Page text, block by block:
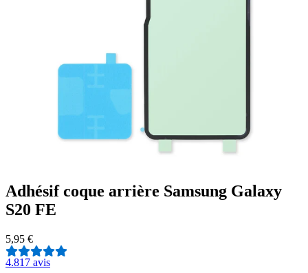
Adhésif coque arrière Samsung Galaxy
S20 FE
5,95 €
4.817 avis